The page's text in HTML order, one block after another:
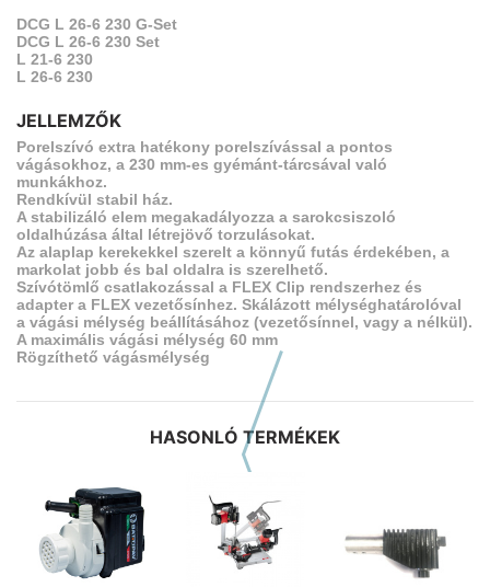
DCG L 26-6 230 G-Set
DCG L 26-6 230 Set
L 21-6 230
L 26-6 230
JELLEMZŐK
Porelszívó extra hatékony porelszívással a pontos
vágásokhoz, a 230 mm-es gyémánt-tárcsával való
munkákhoz.
Rendkívül stabil ház.
A stabilizáló elem megakadályozza a sarokcsiszoló
oldalhúzása által létrejövő torzulásokat.
Az alaplap kerekekkel szerelt a könnyű futás érdekében, a
markolat jobb és bal oldalra is szerelhető.
Szívótömlő csatlakozással a FLEX Clip rendszerhez és
adapter a FLEX vezetősínhez. Skálázott mélységhatárolóval
a vágási mélység beállításához (vezetősínnel, vagy a nélkül).
A maximális vágási mélység 60 mm
Rögzíthető vágásmélység
HASONLÓ TERMÉKEK
Előző hasonló szerszámok